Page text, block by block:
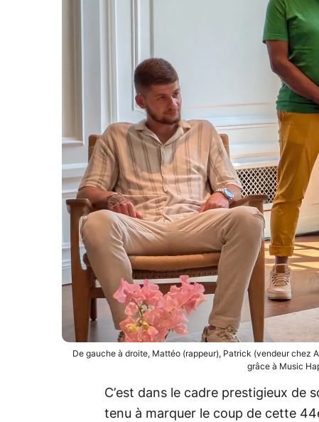
De gauche à droite, Mattéo (rappeur), Patrick (vendeur chez
grâce à Music
C’est dans le cadre prestigieux de
tenu à marquer le coup de cette